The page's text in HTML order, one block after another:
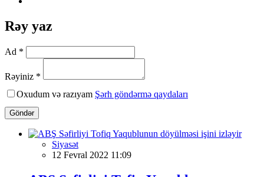
Rəy yaz
Ad *
Rəyiniz *
Oxudum və razıyam Şərh göndərmə qaydaları
Göndər
Siyasət
12 Fevral 2022 11:09